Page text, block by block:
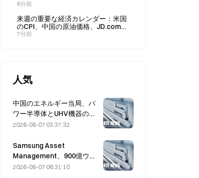
本日要請
6分前
来週の重要な経済カレンダー：米国
のCPI、中国の原油価格、JD.comの
決算発表に注目
7分前
人気
中国のエネルギー当局、パ
ワー半導体とUHV機器の技
術革新を推進。
2026-08-07 03:37:32
Samsung Asset
Management、900億ウォ
ン規模のファンドの運用先
2026-08-07 06:31:10